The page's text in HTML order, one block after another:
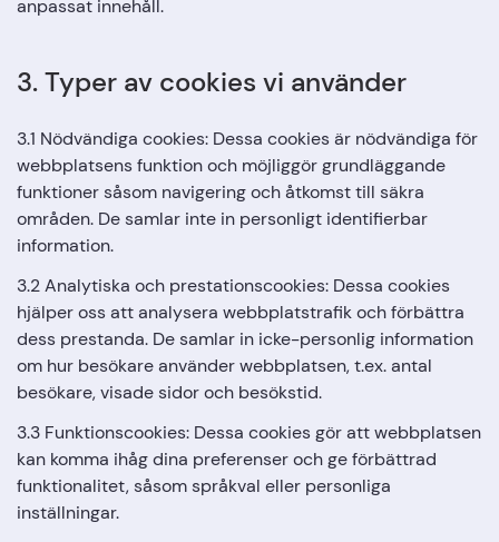
anpassat innehåll.
3. Typer av cookies vi använder
3.1 Nödvändiga cookies: Dessa cookies är nödvändiga för
webbplatsens funktion och möjliggör grundläggande
funktioner såsom navigering och åtkomst till säkra
områden. De samlar inte in personligt identifierbar
information.
3.2 Analytiska och prestationscookies: Dessa cookies
hjälper oss att analysera webbplatstrafik och förbättra
dess prestanda. De samlar in icke-personlig information
om hur besökare använder webbplatsen, t.ex. antal
besökare, visade sidor och besökstid.
3.3 Funktionscookies: Dessa cookies gör att webbplatsen
kan komma ihåg dina preferenser och ge förbättrad
funktionalitet, såsom språkval eller personliga
inställningar.